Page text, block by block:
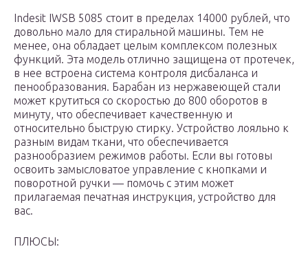
Indesit IWSB 5085 стоит в пределах 14000 рублей, что
довольно мало для стиральной машины. Тем не
менее, она обладает целым комплексом полезных
функций. Эта модель отлично защищена от протечек,
в нее встроена система контроля дисбаланса и
пенообразования. Барабан из нержавеющей стали
может крутиться со скоростью до 800 оборотов в
минуту, что обеспечивает качественную и
относительно быструю стирку. Устройство лояльно к
разным видам ткани, что обеспечивается
разнообразием режимов работы. Если вы готовы
освоить замысловатое управление с кнопками и
поворотной ручки — помочь с этим может
прилагаемая печатная инструкция, устройство для
вас.
ПЛЮСЫ: